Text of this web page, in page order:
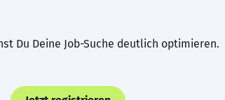
Du Deine Job-Suche deutlich optimieren.